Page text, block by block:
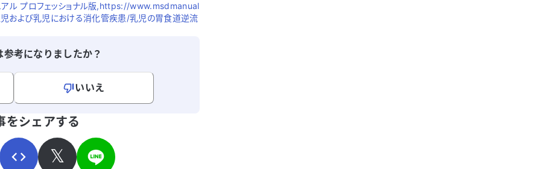
ル プロフェッショナル版,https://www.msdmanual
よび乳児における消化管疾患/乳児の胃食道逆流
考になりましたか？
いいえ
をシェアする
𝕏